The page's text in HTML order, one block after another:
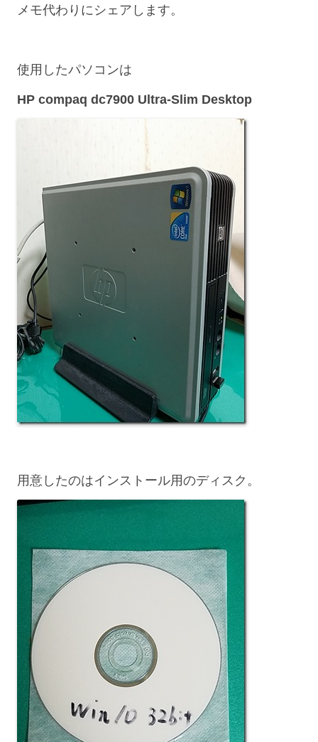
メモ代わりにシェアします。
使用したパソコンは
HP compaq dc7900 Ultra-Slim Desktop
用意したのはインストール用のディスク。